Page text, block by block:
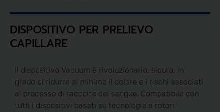
DISPOSITIVO PER PRELIEVO
CAPILLARE
Il dispositivo Vacuum è rivoluzionario, sicuro, in
grado di ridurre al minimo il dolore e i rischi associati
al processo di raccolta del sangue. Compatibile con
tutti i dispositivi basati su tecnologia a rotori.